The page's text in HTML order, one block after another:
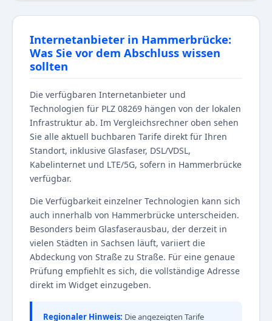
Internetanbieter in Hammerbrücke:
Was Sie vor dem Abschluss wissen
sollten
Die verfügbaren Internetanbieter und
Technologien für PLZ 08269 hängen von der lokalen
Infrastruktur ab. Im Vergleichsrechner oben sehen
Sie alle aktuell buchbaren Tarife direkt für Ihren
Standort, inklusive Glasfaser, DSL/VDSL,
Kabelinternet und LTE/5G, sofern in Hammerbrücke
verfügbar.
Die Verfügbarkeit einzelner Technologien kann sich
auch innerhalb von Hammerbrücke unterscheiden.
Besonders beim Glasfaserausbau, der derzeit in
vielen Städten in Sachsen läuft, variiert die
Abdeckung von Straße zu Straße. Für eine genaue
Prüfung empfiehlt es sich, die vollständige Adresse
direkt im Widget einzugeben.
Regionaler Hinweis: Die angezeigten Tarife